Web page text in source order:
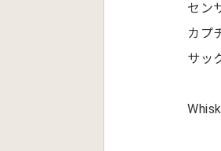
セン
カプ
サッ